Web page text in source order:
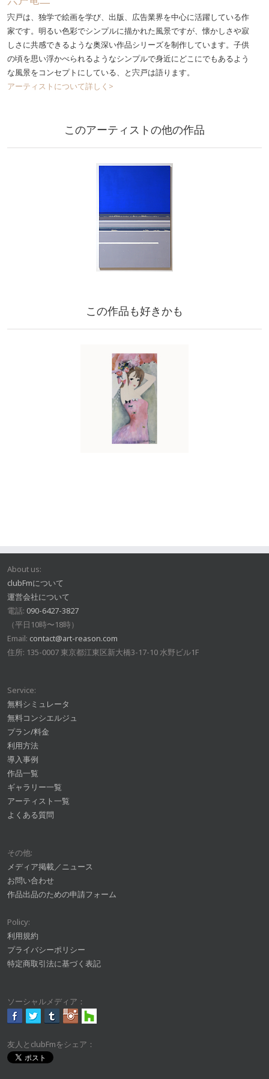
宍戸は、独学で絵画を学び、出版、広告業界を中心に活躍している作
家です。明るい色彩でシンプルに描かれた風景ですが、懐かしさや寂
しさに共感できるような奥深い作品シリーズを制作しています。子供
の頃を思い浮かべられるようなシンプルで身近にどこにでもあるよう
な風景をコンセプトにしている、と宍戸は語ります。
アーティストについて詳しく>
このアーティストの他の作品
この作品も好きかも
About us:
clubFmについて
運営会社について
電話: 090-6427-3827
（平日10時〜18時）
Email: contact@art-reason.com
住所: 135-0007 東京都江東区新大橋3-17-10 水野ビル1F
Service:
無料シミュレータ
無料コンシエルジュ
プラン/料金
利用方法
導入事例
作品一覧
ギャラリー一覧
アーティスト一覧
よくある質問
その他:
メディア掲載／ニュース
お問い合わせ
作品出品のための申請フォーム
Policy:
利用規約
プライバシーポリシー
特定商取引法に基づく表記
ソーシャルメディア：
友人とclubFmをシェア：